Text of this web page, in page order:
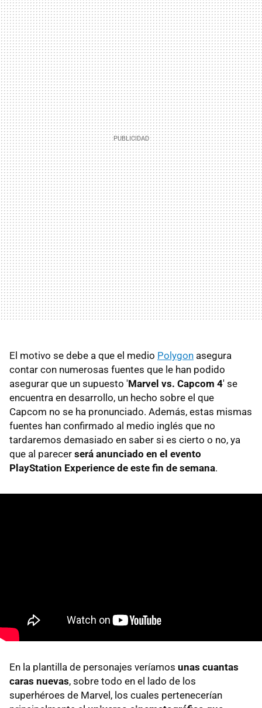
El motivo se debe a que el medio Polygon asegura
contar con numerosas fuentes que le han podido
asegurar que un supuesto 'Marvel vs. Capcom 4' se
encuentra en desarrollo, un hecho sobre el que
Capcom no se ha pronunciado. Además, estas mismas
fuentes han confirmado al medio inglés que no
tardaremos demasiado en saber si es cierto o no, ya
que al parecer será anunciado en el evento
PlayStation Experience de este fin de semana.
En la plantilla de personajes veríamos unas cuantas
caras nuevas, sobre todo en el lado de los
superhéroes de Marvel, los cuales pertenecerían